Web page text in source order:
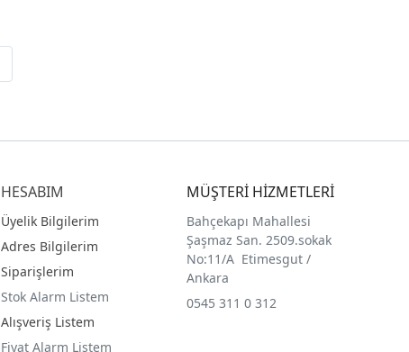
HESABIM
Üyelik Bilgilerim
Adres Bilgilerim
Siparişlerim
Stok Alarm Listem
Alışveriş Listem
Fiyat Alarm Listem
MÜŞTERİ HİZMETLERİ
Bahçekapı Mahallesi
Şaşmaz San. 2509.sokak
No:11/A Etimesgut /
Ankara
0545 311 0 312